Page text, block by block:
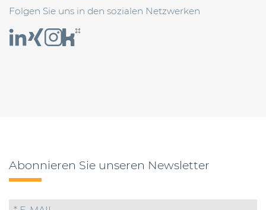
Folgen Sie uns in den sozialen Netzwerken
Abonnieren Sie unseren Newsletter